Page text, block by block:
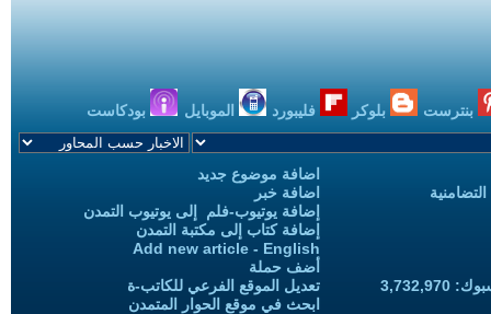
بنترست بلوكر فليبورد الموبايل بودكاست
اضافة موضوع جديد
اضافة خبر
إضافة يوتيوب-فلم إلى يوتيوب التمدن
إضافة كتاب إلى مكتبة التمدن
Add new article - English
أضف حملة
تعديل الموقع الفرعي للكاتب-ة
ابحث في موقع الحوار المتمدن